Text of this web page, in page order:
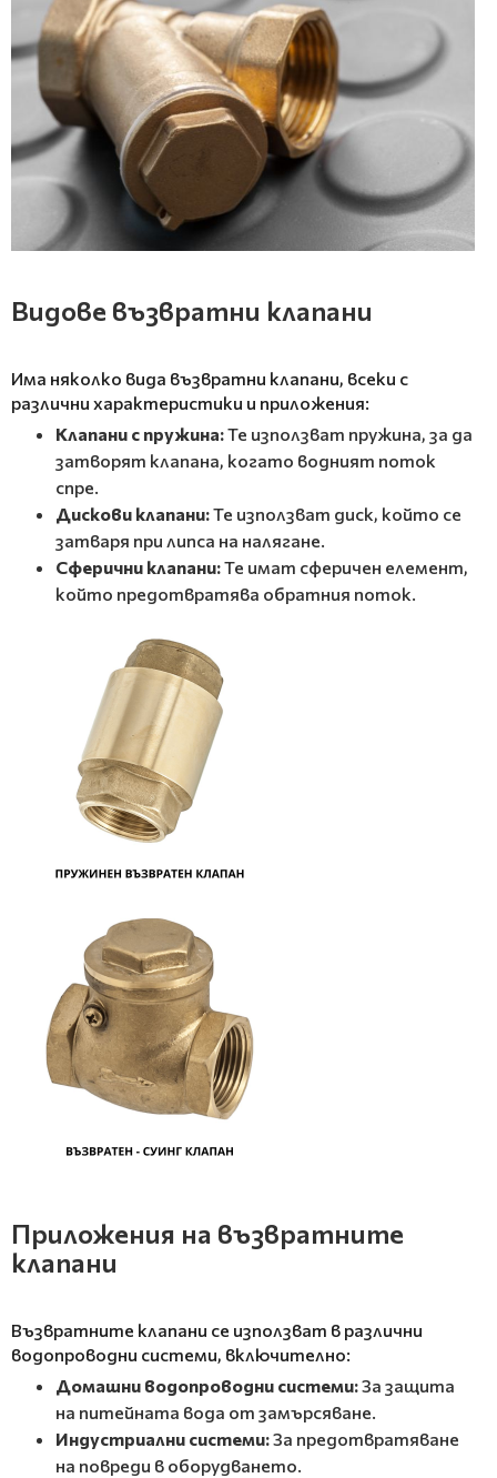
Видове възвратни клапани
Има няколко вида възвратни клапани, всеки с
различни характеристики и приложения:
Клапани с пружина:Те използват пружина, за да
затворят клапана, когато водният поток
спре.
Дискови клапани:Те използват диск, който се
затваря при липса на налягане.
Сферични клапани:Те имат сферичен елемент,
който предотвратява обратния поток.
Приложения на възвратните
клапани
Възвратните клапани се използват в различни
водопроводни системи, включително:
Домашни водопроводни системи:За защита
на питейната вода от замърсяване.
Индустриални системи:За предотвратяване
на повреди в оборудването.